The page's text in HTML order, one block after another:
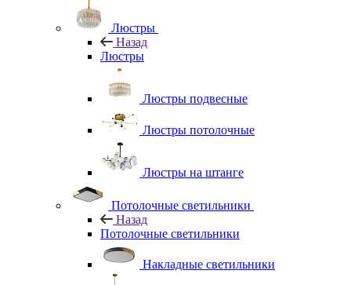
Люстры
Назад
Люстры
Люстры подвесные
Люстры потолочные
Люстры на штанге
Потолочные светильники
Назад
Потолочные светильники
Накладные светильники